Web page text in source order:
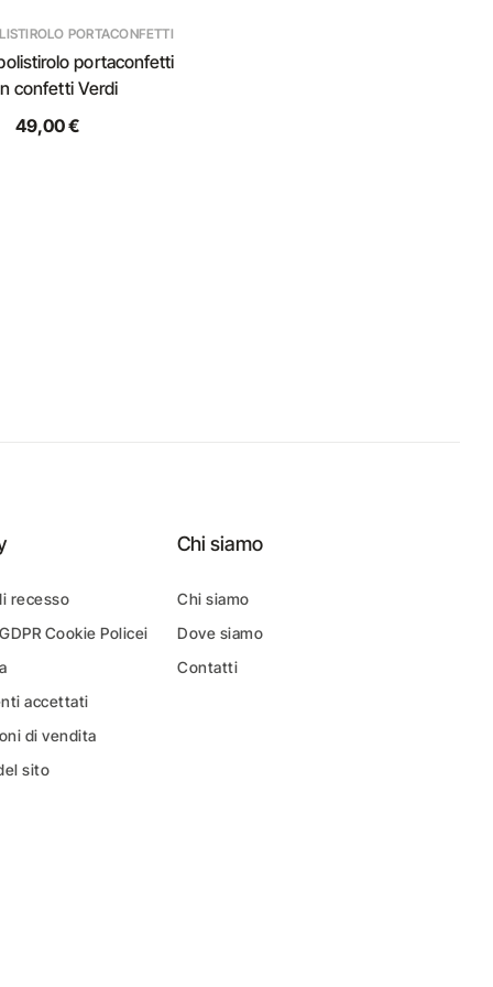
PORTACONFETTI
portaconfetti
confetti Verdi
49,00 €
recesso
Cookie Policei
accettati
di vendita
sito
Chi siamo
Chi siamo
Dove siamo
Contatti